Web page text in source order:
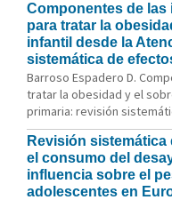
Componentes de
para tratar la
infantil desde la
sistemática de
Barroso Espadero D.
tratar la obesidad y el
primaria: revisión
Revisión sistemática
el consumo del
influencia sobre el
adolescentes en